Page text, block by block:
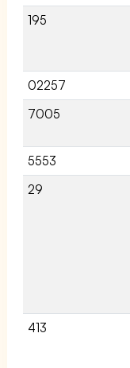
195
02257
7005
5553
29
413